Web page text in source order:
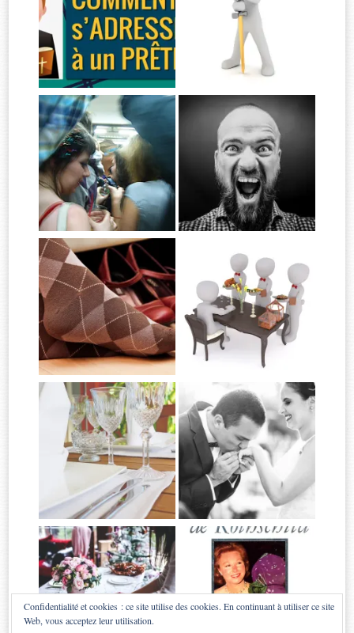
Confidentialité et cookies : ce site utilise des cookies. En continuant à utiliser ce site
Web, vous acceptez leur utilisation.